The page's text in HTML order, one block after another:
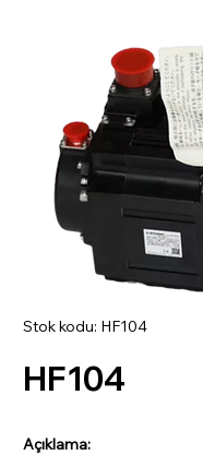
Stok kodu: HF104
HF104
Açıklama: